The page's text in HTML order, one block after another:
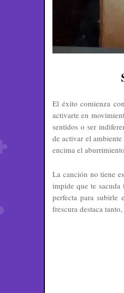
El éxito comienza
activarte en
sentidos o ser
de activar el
encima el
La canción no tiene
impide que te
perfecta para subirle
frescura destaca